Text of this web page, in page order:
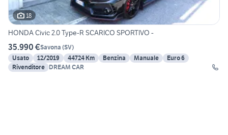
18
HONDA Civic 2.0 Type-R SCARICO SPORTIVO -
35.990 €Savona (SV)
Usato
12/2019 44724 Km Benzina Manuale
Euro 6
Rivenditore DREAM CAR